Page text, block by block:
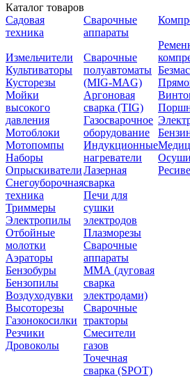
Каталог товаров
Садовая
техника
Измельчители
Культиваторы
Кусторезы
Мойки
высокого
давления
Мотоблоки
Мотопомпы
Наборы
Опрыскиватели
Снегоуборочная
техника
Триммеры
Электропилы
Отбойные
молотки
Аэраторы
Бензобуры
Бензопилы
Воздуходувки
Высоторезы
Газонокосилки
Резчики
Дровоколы
Сварочные
аппараты
Сварочные
полуавтоматы
(MIG-MAG)
Аргоновая
сварка (TIG)
Газосварочное
оборудование
Индукционные
нагреватели
Лазерная
сварка
Печи для
сушки
электродов
Плазморезы
Сварочные
аппараты
ММА (дуговая
сварка
электродами)
Сварочные
тракторы
Смесители
газов
Точечная
сварка (SPOT)